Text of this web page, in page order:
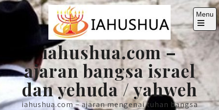
Skip
iahushua.com –
ajaran bangsa israel
dan yehuda / yahweh
iahushua.com – ajaran mengenai tuhan bangsa
Menu
Open
the
main
menu